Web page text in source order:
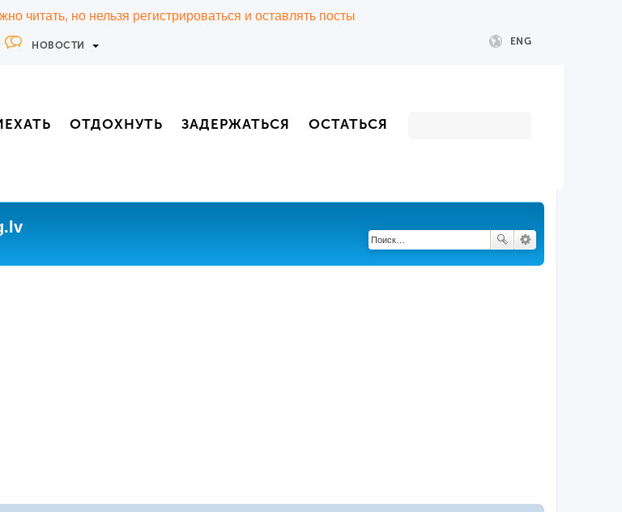
читать, но нельзя регистрироваться и оставлять посты
НОВОСТИ ENG
ОТДОХНУТЬ ЗАДЕРЖАТЬСЯ ОСТАТЬСЯ